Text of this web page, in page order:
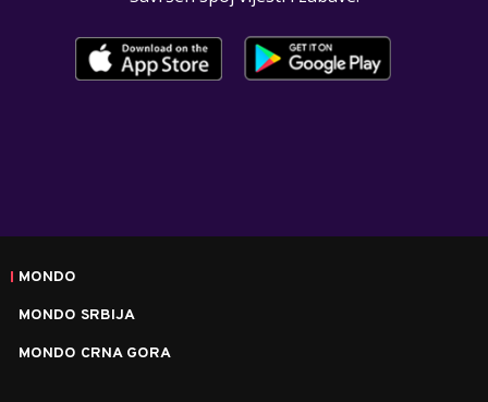
MONDO
MONDO SRBIJA
MONDO CRNA GORA